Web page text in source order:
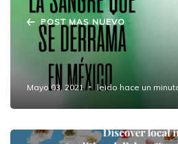
POST MAS NUEVO
Estrenan documental
México
Mayo 03, 2021 leido hace un